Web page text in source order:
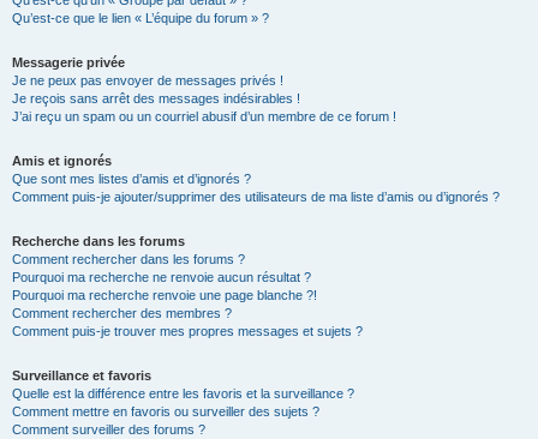
Qu’est-ce que le lien « L’équipe du forum » ?
Messagerie privée
Je ne peux pas envoyer de messages privés !
Je reçois sans arrêt des messages indésirables !
J’ai reçu un spam ou un courriel abusif d’un membre de ce forum !
Amis et ignorés
Que sont mes listes d’amis et d’ignorés ?
Comment puis-je ajouter/supprimer des utilisateurs de ma liste d’amis ou d’ignorés ?
Recherche dans les forums
Comment rechercher dans les forums ?
Pourquoi ma recherche ne renvoie aucun résultat ?
Pourquoi ma recherche renvoie une page blanche ?!
Comment rechercher des membres ?
Comment puis-je trouver mes propres messages et sujets ?
Surveillance et favoris
Quelle est la différence entre les favoris et la surveillance ?
Comment mettre en favoris ou surveiller des sujets ?
Comment surveiller des forums ?